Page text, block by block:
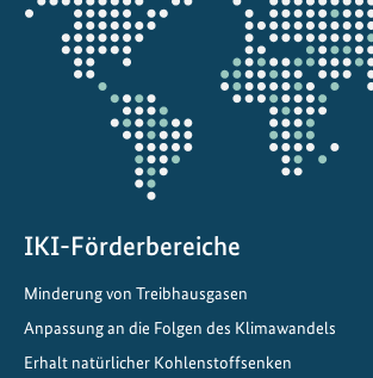
die
Projektkarte
IKI-Förderbereiche
Minderung von Treibhausgasen
Anpassung an die Folgen des Klimawandels
Erhalt natürlicher Kohlenstoffsenken